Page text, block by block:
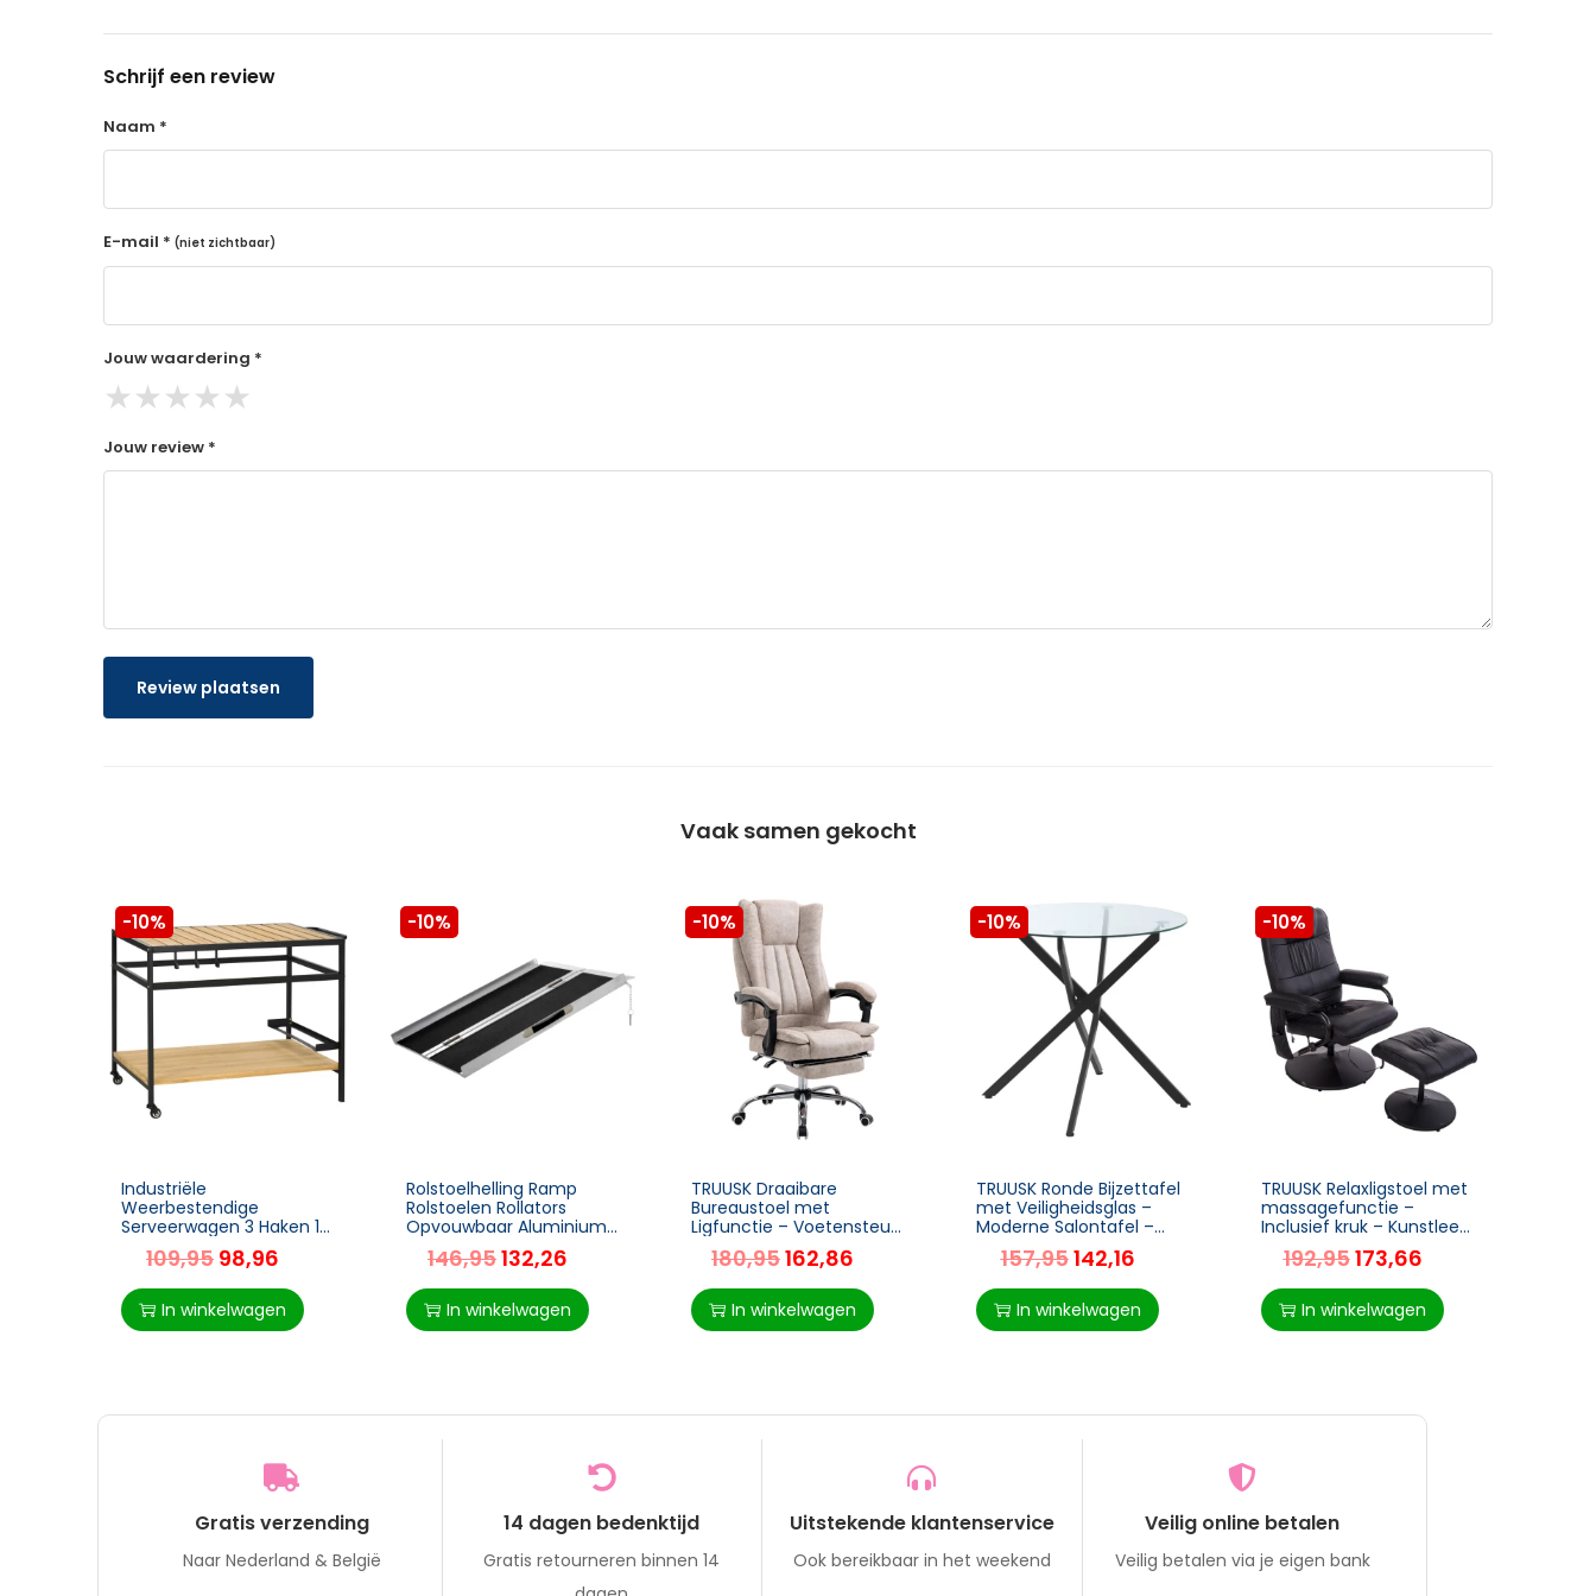
14 dagen retourtermijn
Binnen 14 dagen een terugbetaling na ontvangst van retour
De terugbetaling wordt gedaan via de betaalmethode waarmee de bestelling is gedaan
Schrijf een review
Naam *
E-mail * (niet zichtbaar)
Jouw waardering *
★★★★★
Jouw review *
Review plaatsen
Vaak samen gekocht
-10%
Industriële
Weerbestendige
Serveerwagen 3 Haken 1
Plank 107cm X 65cm X
80cm Zwart + Naturel
109,95 98,96
In winkelwagen
-10%
Rolstoelhelling Ramp
Rolstoelen Rollators
Opvouwbaar Aluminium
PVC, 270 Kg
Laadvermogen, Zwart, 93
X 73 X 5 Cm
146,95132,26
In winkelwagen
-10%
TRUUSK Draaibare
Bureaustoel met
Ligfunctie – Voetensteun
– Zithoogteverstelling –
Microvezel – Kunststof –
Metaal – Nylon –
180,95162,86
In winkelwagen
-10%
TRUUSK Ronde Bijzettafel
met Veiligheidsglas –
Moderne Salontafel –
Geschikt voor
Woonkamer en
Slaapkamer – Metaal –
Zwart – 80 x
157,95142,16
In winkelwagen
-10%
TRUUSK Relaxligstoel met
massagefunctie –
Inclusief kruk – Kunstleer
– Zwart – 77 x 84 x 95
cm192,95173,66
In winkelwagen
Gratis verzending
Naar Nederland & België
14 dagen bedenktijd
Gratis retourneren binnen 14
Uitstekende klantenservice
Ook bereikbaar in het weekend
Veilig online betalen
Veilig betalen via je eigen bank